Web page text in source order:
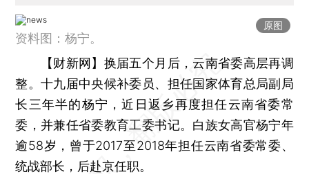
原图
资料图：杨宁。
【财新网】 换届五个月后，云南省委高层再调
整。十九届中央候补委员、担任国家体育总局副局
长三年半的杨宁，近日返乡再度担任云南省委常
委，并兼任省委教育工委书记。白族女高官杨宁年
逾58岁，曾于2017至2018年担任云南省委常委、
统战部长，后赴京任职。